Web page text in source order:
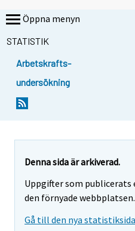
Öppna menyn
STATISTIK
Arbetskrafts-
undersökning
Denna sida är arkiverad.
Uppgifter som publicerats
den förnyade webbplatsen.
Gå till den nya